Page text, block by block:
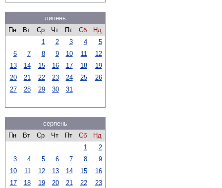
липень
Пн
Вт Ср Чт Пт Сб
Нд
1
2 3 4
5
6
7 8 9 10 11
12
13
14 15 16 17 18
19
20
21 22 23 24 25
26
27
28 29 30 31
серпень
Пн
Вт Ср Чт Пт Сб
Нд
1
2
3
4 5 6 7 8
9
10
11 12 13 14 15
16
17
18 19 20 21 22
23